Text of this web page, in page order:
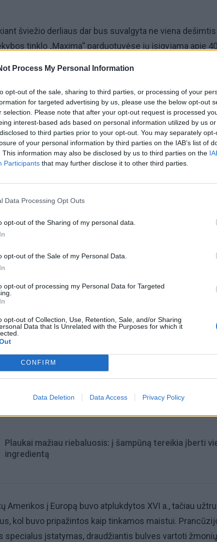
Process My Personal Information
opt-out of the sale, sharing to third parties, or processing of your
for targeted advertising by us, please use the below opt-out
selection. Please note that after your opt-out request is processed
interest-based ads based on personal information utilized by us
to third parties prior to your opt-out. You may separately
of your personal information by third parties on the IAB’s list of
This information may also be disclosed by us to third parties on the
Participants that may further disclose it to other third parties.
Data Processing Opt Outs
opt-out of the Sharing of my personal data.
opt-out of the Sale of my Personal Data.
opt-out of processing my Personal Data for Targeted
opt-out of Collection, Use, Retention, Sale, and/or Sharing
Data that Is Unrelated with the Purposes for which it
CONFIRM
Data Deletion Data Access Privacy Policy
šviežio derliaus dar bus suvalgyta ne viena
tinklo „Maxima“ parduotuvėse jų įsigyjama apie
mūsų gastronominio pasaulio dalis. Jos puikiai dera ir
meniu, ir yra neatsiejama greitojo maisto dalis. Tuo
bulvių košė ne vienam kelia sentimentus.
visus metus. Į mūsų prekybos tinklą jos
ir įvaizdžio departamento direktorė.
Aiškiaregės pranašystė: numatė katastrofišką karo
Plaukai mažiau riebaluosis: į šampūną tereikia įberti
ingredientą
Amerikos į Europą buvo atplukdytos XVI a., tačiau
kol buvo pripažintos kaip tinkamos maistui.
specialus įstatymas, draudžiantis bulves vartoti žmonių